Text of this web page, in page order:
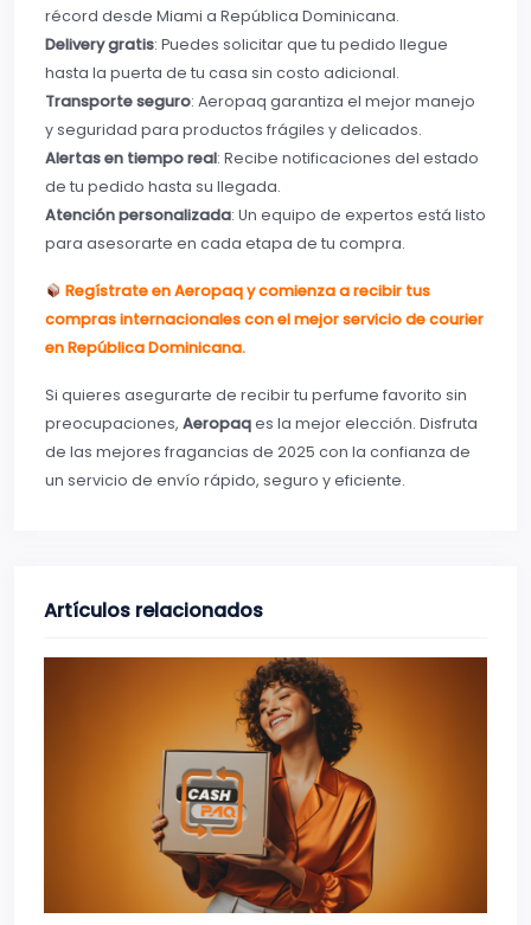
récord desde Miami a República Dominicana.
Delivery gratis: Puedes solicitar que tu pedido llegue
hasta la puerta de tu casa sin costo adicional.
Transporte seguro: Aeropaq garantiza el mejor manejo
y seguridad para productos frágiles y delicados.
Alertas en tiempo real: Recibe notificaciones del estado
de tu pedido hasta su llegada.
Atención personalizada: Un equipo de expertos está listo
para asesorarte en cada etapa de tu compra.
Regístrate en Aeropaq y comienza a recibir tus
compras internacionales con el mejor servicio de courier
en República Dominicana.
Si quieres asegurarte de recibir tu perfume favorito sin
preocupaciones, Aeropaqes la mejor elección. Disfruta
de las mejores fragancias de 2025 con la confianza de
un servicio de envío rápido, seguro y eficiente.
Artículos relacionados